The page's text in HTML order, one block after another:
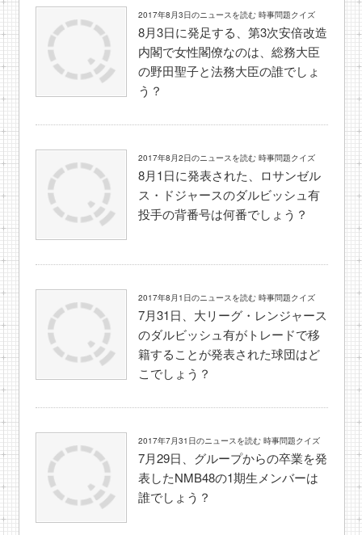
2017年8月3日のニュースを読む 時事問題クイズ
8月3日に発足する、第3次安倍改造
内閣で女性閣僚なのは、総務大臣
の野田聖子と法務大臣の誰でしょ
う？
2017年8月2日のニュースを読む 時事問題クイズ
8月1日に発表された、ロサンゼル
ス・ドジャースのダルビッシュ有
投手の背番号は何番でしょう？
2017年8月1日のニュースを読む 時事問題クイズ
7月31日、大リーグ・レンジャース
のダルビッシュ有がトレードで移
籍することが発表された球団はど
こでしょう？
2017年7月31日のニュースを読む 時事問題クイズ
7月29日、グループからの卒業を発
表したNMB48の1期生メンバーは
誰でしょう？